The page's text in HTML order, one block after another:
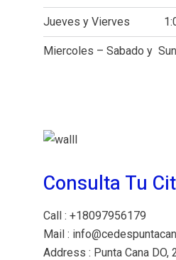
Jueves y Vierves
Miercoles – Sabado y
Consulta Tu
Call : +18097956179
Mail :
Address : Punta Cana DO,